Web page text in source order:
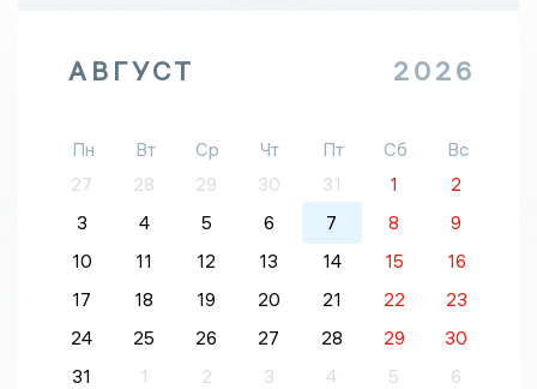
АВГУСТ 2026
Пн Вт Ср Чт Пт Сб
Вс
27
28 29 30 31 1
2
3
4 5 6 7 8
9
10
11 12 13 14 15
16
17
18 19 20 21 22
23
24
25 26 27 28 29
30
31
1 2 3 4 5 6